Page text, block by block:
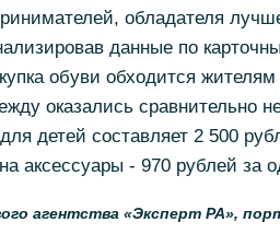
обладателя
данные по
обуви обходится
оказались сравнительно
детей составляет 2 500
аксессуары - 970 рублей за
агентства «Эксперт РА»,